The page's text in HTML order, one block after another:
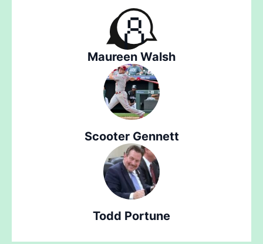
Maureen Walsh
Scooter Gennett
Todd Portune